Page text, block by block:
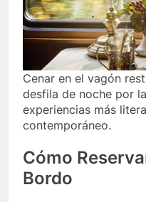
Cenar en el vagón
desfila de noche por
experiencias más
contemporáneo.
Cómo
Bordo